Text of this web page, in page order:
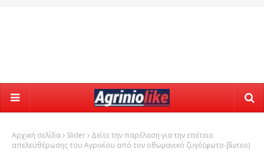
Αρχική σελίδα Slider
Δείτε την παρέλαση για την επέτειο
απελευθέρωσης του Αγρινίου από τον οθωμανικό ζυγό(φωτο-βίντεο)